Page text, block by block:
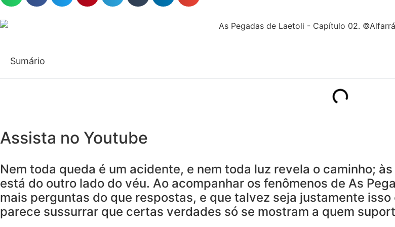
Sumário
Assista no Youtube
Nem toda queda é um acidente, e nem toda luz revela o caminho;
está do outro lado do véu. Ao acompanhar os fenômenos de As
mais perguntas do que respostas, e que talvez seja justamente
parece sussurrar que certas verdades só se mostram a quem